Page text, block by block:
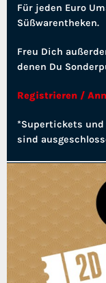
Für jeden Euro
Süßwarentheken.
Freu Dich
denen Du
Registrieren /
*Supertickets
sind